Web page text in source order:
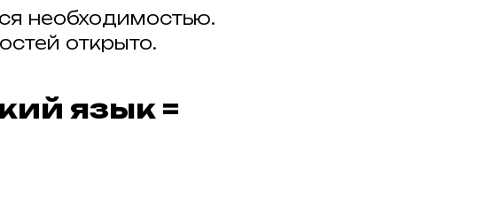
необходимостью.
открыто.
язык =